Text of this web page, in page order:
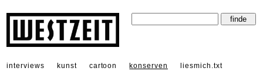
interviews kunst cartoon konserven
liesmich.txt